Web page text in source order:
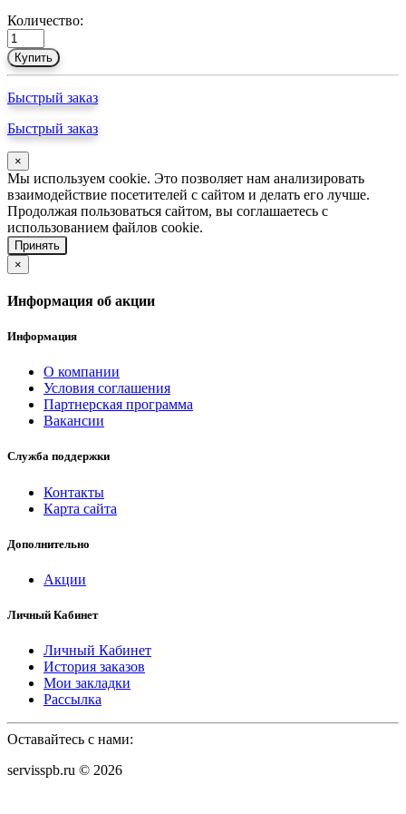
Количество:
Купить
Быстрый заказ
Быстрый заказ
×
Мы используем cookie. Это позволяет нам анализировать
взаимодействие посетителей с сайтом и делать его лучше.
Продолжая пользоваться сайтом, вы соглашаетесь с
использованием файлов cookie.
Принять
×
Информация об акции
Информация
О компании
Условия соглашения
Партнерская программа
Вакансии
Служба поддержки
Контакты
Карта сайта
Дополнительно
Акции
Личный Кабинет
Личный Кабинет
История заказов
Мои закладки
Рассылка
Оставайтесь с нами:
servisspb.ru © 2026